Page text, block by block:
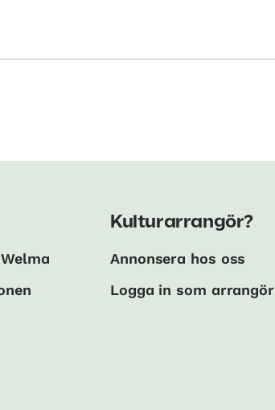
Kulturarrangör?
Annonsera hos oss
Logga in som arrangör